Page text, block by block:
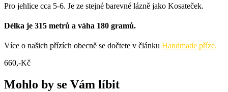
Pro jehlice cca 5-6. Je ze stejné barevné lázně jako Kosateček.
Délka je 315 metrů a váha 180 gramů.
Více o našich přízích obecně se dočtete v článku Handmade příze.
660,-Kč
Mohlo by se Vám líbit